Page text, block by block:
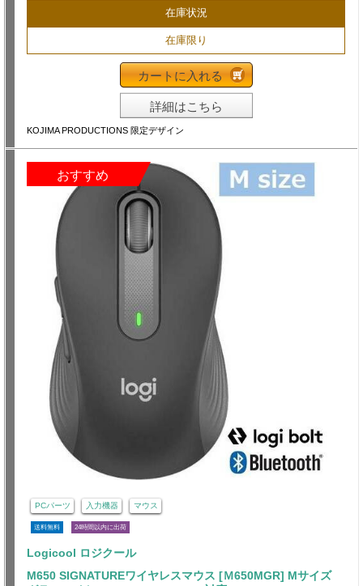
在庫状況
在庫限り
カートに入れる
詳細はこちら
KOJIMA PRODUCTIONS 限定デザイン
おすすめ
PCパーツ 入力機器 マウス
送料無料 24時間以内に出荷
Logicool ロジクール
M650 SIGNATUREワイヤレスマウス [Ｍ650MGR] Mサイズ